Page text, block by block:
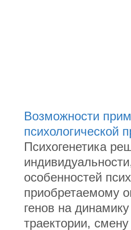
Возможности
психологической
Психогенетика
особенностей
приобретаемому
генов на
траектории,